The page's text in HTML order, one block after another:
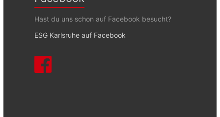
Hast du uns schon auf Facebook besucht?
ESG Karlsruhe auf Facebook